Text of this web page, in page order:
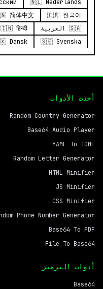
🇳🇱 Nederlands
🇰🇷 한국어
简体中文
🇸🇦 العربية
🇮🇳 हिन्दी
🇸🇪 Svenska
Dansk
أحدث الأدوات
Random Country Generator
Base64 Audio Player
YAML To TOML
Random Letter Generator
HTML Minifier
JS Minifier
CSS Minifier
Phone Number Generator
Base64 To PDF
File To Base64
أدوات الترميز
Base64